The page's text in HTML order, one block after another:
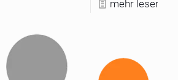
mehr lesen